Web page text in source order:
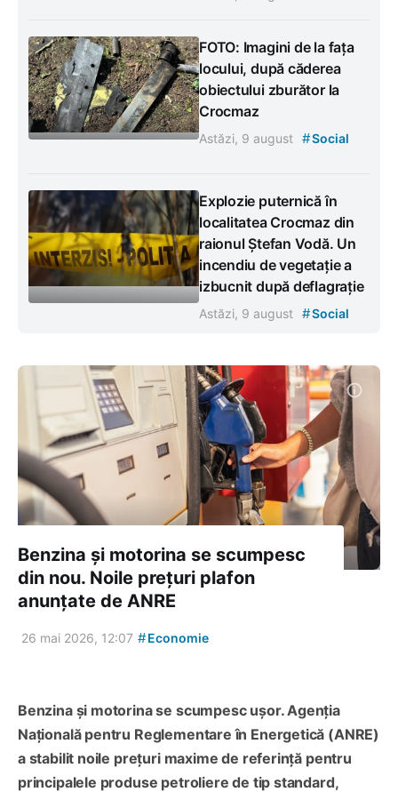
FOTO: Imagini de la fața
locului, după căderea
obiectului zburător la
Crocmaz
Astăzi, 9 august #Social
Explozie puternică în
localitatea Crocmaz din
raionul Ștefan Vodă. Un
incendiu de vegetație a
izbucnit după deflagrație
Astăzi, 9 august #Social
Benzina și motorina se scumpesc
din nou. Noile prețuri plafon
anunțate de ANRE
26 mai 2026, 12:07 #Economie
Benzina și motorina se scumpesc ușor. Agenția
Națională pentru Reglementare în Energetică (ANRE)
a stabilit noile prețuri maxime de referință pentru
principalele produse petroliere de tip standard,